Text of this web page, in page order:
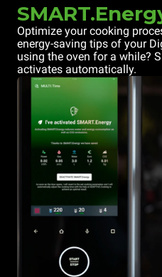
Optimize your cooking
energy-saving tips of your
using the oven for a while?
activates automatically.